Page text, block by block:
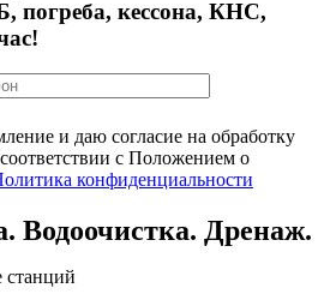
погреба, кессона, КНС,
и даю согласие на обработку
с Положением о
конфиденциальности
Водоочистка. Дренаж.